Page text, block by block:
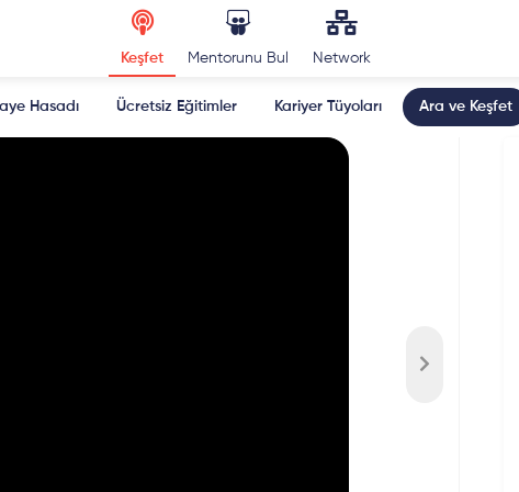
Keşfet Mentorunu Bul Network
Hasadı Ücretsiz Eğitimler Kariyer Tüyoları Ara ve Keşfet